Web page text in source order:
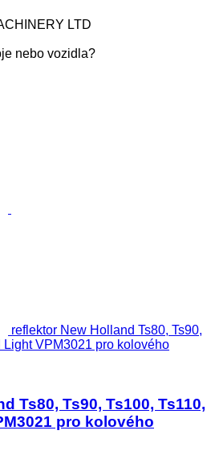
LTD
nebo vozidla?
reflektor New Holland Ts80, Ts90,
Light VPM3021 pro kolového
Ts80, Ts90, Ts100, Ts110,
pro kolového